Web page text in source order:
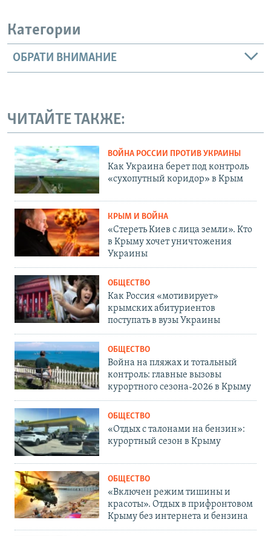
Категории
ОБРАТИ ВНИМАНИЕ
ЧИТАЙТЕ ТАКЖЕ:
ВОЙНА РОССИИ ПРОТИВ УКРАИНЫ
Как Украина берет под контроль
«сухопутный коридор» в Крым
КРЫМ И ВОЙНА
«Стереть Киев с лица земли». Кто
в Крыму хочет уничтожения
Украины
ОБЩЕСТВО
Как Россия «мотивирует»
крымских абитуриентов
поступать в вузы Украины
ОБЩЕСТВО
Война на пляжах и тотальный
контроль: главные вызовы
курортного сезона-2026 в Крыму
ОБЩЕСТВО
«Отдых с талонами на бензин»:
курортный сезон в Крыму
ОБЩЕСТВО
«Включен режим тишины и
красоты». Отдых в прифронтовом
Крыму без интернета и бензина